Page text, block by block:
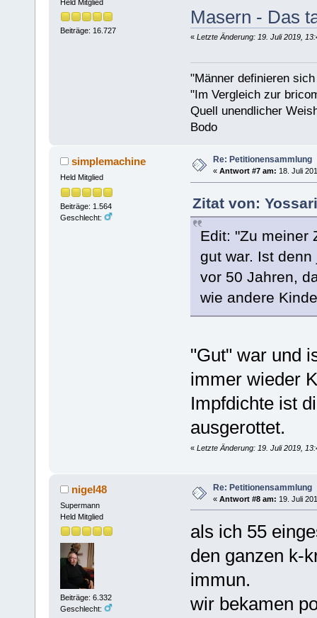
Held Mitglied
Beiträge: 16.727
Masern - Das
« Letzte Änderung: 19. Juli 2019,
"Männer definieren
"Im Vergleich zur
Quell unendlicher
Bodo
simplemachine
Held Mitglied
Beiträge: 1.564
Geschlecht:
Re: Petitionensammlung
« Antwort #7 am: 18. Juli
Zitat von:
Edit: "Zu meiner
gut war. Ist
vor 50 Jahren,
wie andere
"Gut" war und
immer wieder
Impfdichte ist
ausgerottet.
« Letzte Änderung: 19. Juli 2019,
nigel48
Supermann
Held Mitglied
Beiträge: 6.332
Geschlecht:
Re: Petitionensammlung
« Antwort #8 am: 19. Juli
als ich 55
den ganzen k-
immun.
wir bekamen